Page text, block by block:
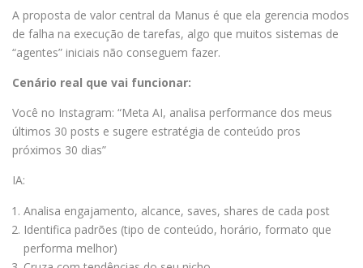
A proposta de valor central da Manus é que ela gerencia modos
de falha na execução de tarefas, algo que muitos sistemas de
“agentes” iniciais não conseguem fazer.
Cenário real que vai funcionar:
Você no Instagram: “Meta AI, analisa performance dos meus
últimos 30 posts e sugere estratégia de conteúdo pros
próximos 30 dias”
IA:
Analisa engajamento, alcance, saves, shares de cada post
Identifica padrões (tipo de conteúdo, horário, formato que
performa melhor)